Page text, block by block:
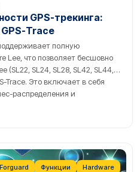
GPS-трекинга:
Trace
полную
Lee, что позволяет бесшовно
(SL22, SL24, SL28, SL42, SL44,
Trace. Это включает в себя
распределения и
отслеживания
создавать геозоны,
блокировать или
Forguard Функции Hardware